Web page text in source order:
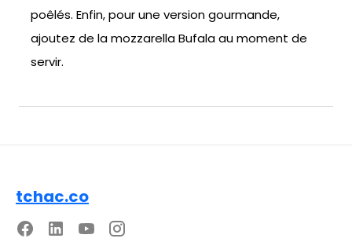
poêlés. Enfin, pour une version gourmande,
ajoutez de la mozzarella Bufala au moment de
servir.
tchac.co